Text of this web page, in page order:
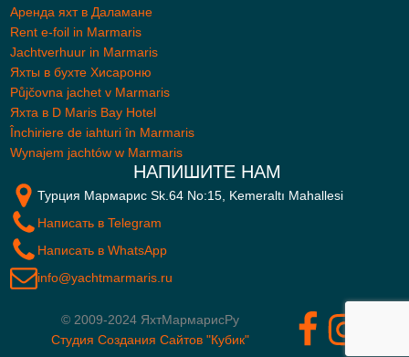
Аренда яхт в Даламане
Rent e-foil in Marmaris
Jachtverhuur in Marmaris
Яхты в бухте Хисароню
Půjčovna jachet v Marmaris
Яхта в D Maris Bay Hotel
Închiriere de iahturi în Marmaris
Wynajem jachtów w Marmaris
НАПИШИТЕ НАМ
Турция Мармарис Sk.64 No:15, Kemeraltı Mahallesi
Написать в Telegram
Написать в WhatsApp
info@yachtmarmaris.ru
© 2009-2024ЯхтМармарисРу
Cтудия Создания Сайтов "Кубик"